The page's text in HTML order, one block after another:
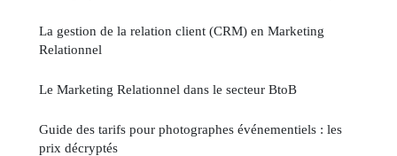
La gestion de la relation client (CRM) en Marketing
Relationnel
Le Marketing Relationnel dans le secteur BtoB
Guide des tarifs pour photographes événementiels : les
prix décryptés